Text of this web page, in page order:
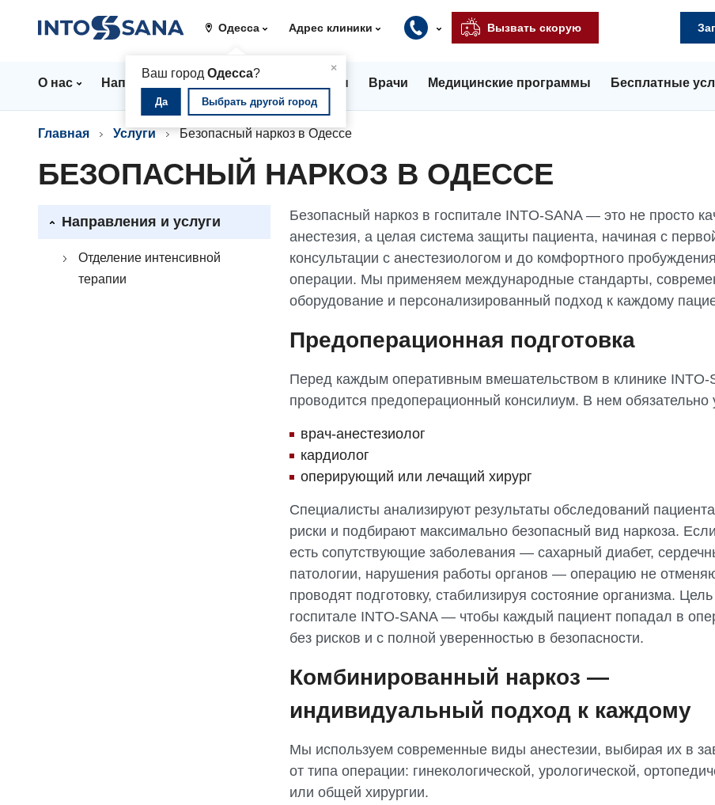
Одесса
×
Ваш город Одесса?
Да Выбрать другой город
Адрес клиники Вызвать скорую
О нас Направления Стационар Цены Врачи Медицинские программы Бесплатные
Главная Услуги Безопасный наркоз в Одессе
БЕЗОПАСНЫЙ НАРКОЗ В ОДЕССЕ
Направления и услуги
Отделение интенсивной
терапии
Безопасный наркоз в госпитале INTO-SANA — это не просто
анестезия, а целая система защиты пациента, начиная с
консультации с анестезиологом и до комфортного
операции. Мы применяем международные стандарты,
оборудование и персонализированный подход к каждому
Предоперационная подготовка
Перед каждым оперативным вмешательством в клинике INTO-
проводится предоперационный консилиум. В нем обязательно
врач-анестезиолог
кардиолог
оперирующий или лечащий хирург
Специалисты анализируют результаты обследований
риски и подбирают максимально безопасный вид наркоза.
есть сопутствующие заболевания — сахарный диабет,
патологии, нарушения работы органов — операцию не
проводят подготовку, стабилизируя состояние организма.
госпитале INTO-SANA — чтобы каждый пациент попадал в
без рисков и с полной уверенностью в безопасности.
Комбинированный наркоз —
индивидуальный подход к каждому
Мы используем современные виды анестезии, выбирая их в
от типа операции: гинекологической, урологической,
или общей хирургии.